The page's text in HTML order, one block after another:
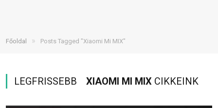
Főoldal » Posts Tagged "Xiaomi Mi MIX"
LEGFRISSEBB XIAOMI MI MIX CIKKEINK